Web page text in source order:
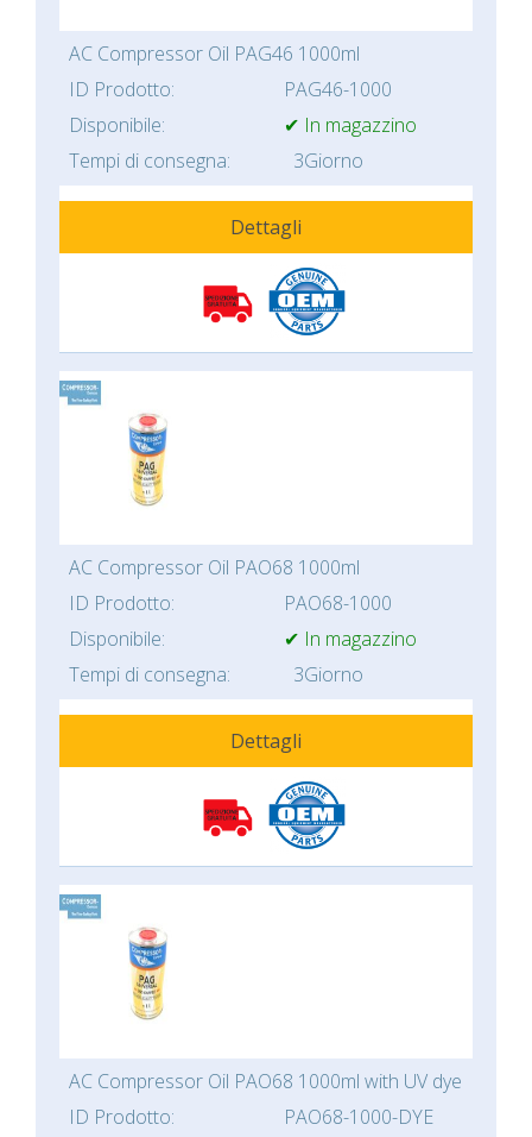
AC Compressor Oil PAG46 1000ml
ID Prodotto:
PAG46-1000
Disponibile:
✔ In magazzino
Tempi di consegna:
3Giorno
Dettagli
AC Compressor Oil PAO68 1000ml
ID Prodotto:
PAO68-1000
Disponibile:
✔ In magazzino
Tempi di consegna:
3Giorno
Dettagli
AC Compressor Oil PAO68 1000ml with UV dye
ID Prodotto:
PAO68-1000-DYE